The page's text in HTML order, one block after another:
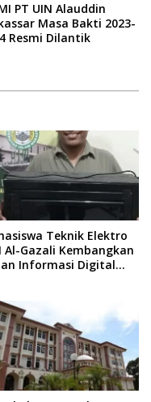
PT UIN Alauddin
Masa Bakti 2023-
Resmi Dilantik
Teknik Elektro
Al-Gazali Kembangkan
Informasi Digital